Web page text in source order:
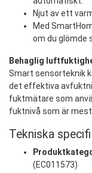
Njut av ett
Med
om du glömde
Behaglig
Smart sensorteknik
det effektiva
fuktmätare som
fuktnivå som är mest
Tekniska
(EC011573)